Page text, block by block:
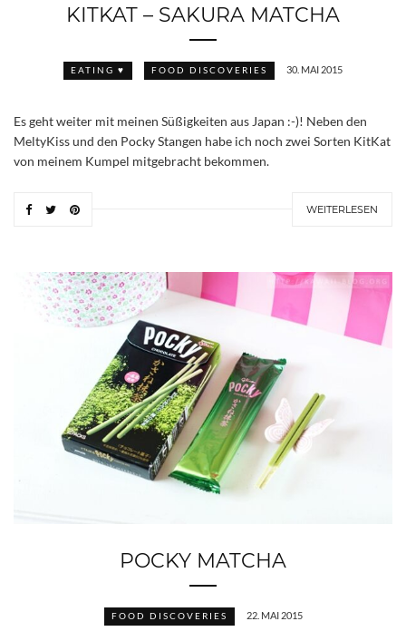
KITKAT – SAKURA MATCHA
EATING ♥ FOOD DISCOVERIES 30. MAI 2015
Es geht weiter mit meinen Süßigkeiten aus Japan :-)! Neben den
MeltyKiss und den Pocky Stangen habe ich noch zwei Sorten KitKat
von meinem Kumpel mitgebracht bekommen.
WEITERLESEN
POCKY MATCHA
FOOD DISCOVERIES 22. MAI 2015